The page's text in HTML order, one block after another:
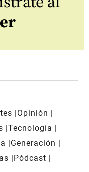
Opinión
Tecnología
Generación
Pódcast